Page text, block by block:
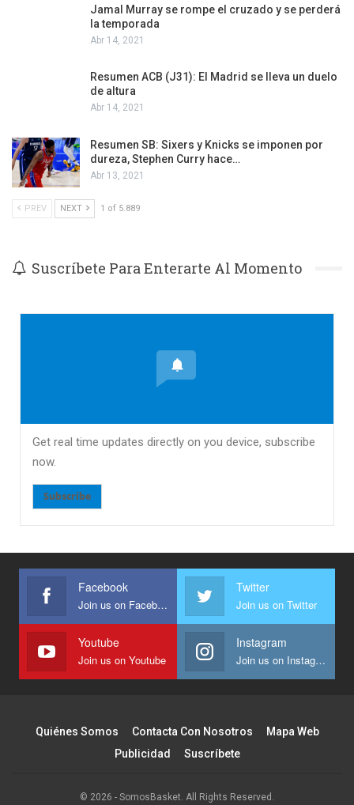
Jamal Murray se rompe el cruzado y se perderá
la temporada
Abr 14, 2021
Resumen ACB (J31): El Madrid se lleva un duelo
de altura
Abr 14, 2021
Resumen SB: Sixers y Knicks se imponen por
dureza, Stephen Curry hace…
Abr 13, 2021
PREV NEXT 1 of 5.889
Suscríbete Para Enterarte Al Momento
Get real time updates directly on you device, subscribe
now.
Subscribe
Facebook
Join us on Facebook
Twitter
Join us on Twitter
Youtube
Join us on Youtube
Instagram
Join us on Instagram
Quiénes Somos Contacta Con Nosotros
Mapa Web
Publicidad
Suscríbete
© 2026 - SomosBasket. All Rights Reserved.